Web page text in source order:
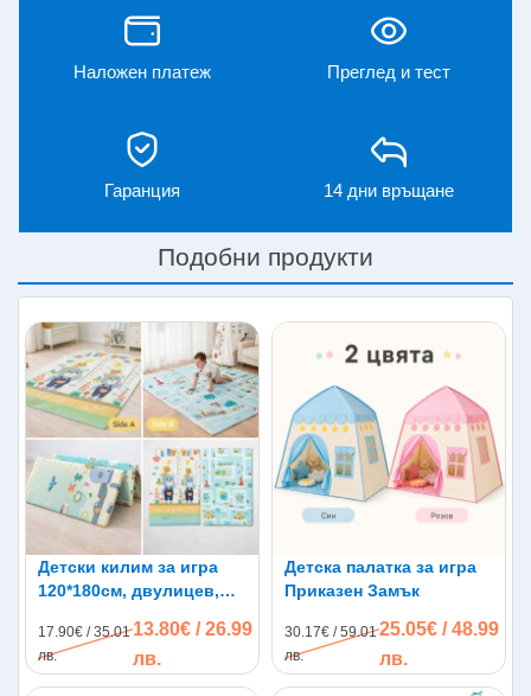
Наложен платеж Преглед и тест
Гаранция 14 дни връщане
Подобни продукти
Детски килим за игра
120*180см, двулицев,
пяна
17.90€ / 35.01
лв.
13.80€ / 26.99
лв.
Детска палатка за игра
Приказен Замък
30.17€ / 59.01
лв.
25.05€ / 48.99
лв.